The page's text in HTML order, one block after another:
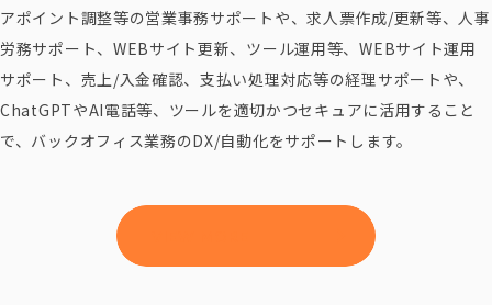
アポイント調整等の営業事務サポートや、求人票作成/更新等、人事
労務サポート、WEBサイト更新、ツール運用等、WEBサイト運用
サポート、売上/入金確認、支払い処理対応等の経理サポートや、
ChatGPTやAI電話等、ツールを適切かつセキュアに活用すること
で、バックオフィス業務のDX/自動化をサポートします。